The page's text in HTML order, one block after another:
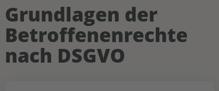
Grundlagen der
Betroffenenrechte
nach DSGVO